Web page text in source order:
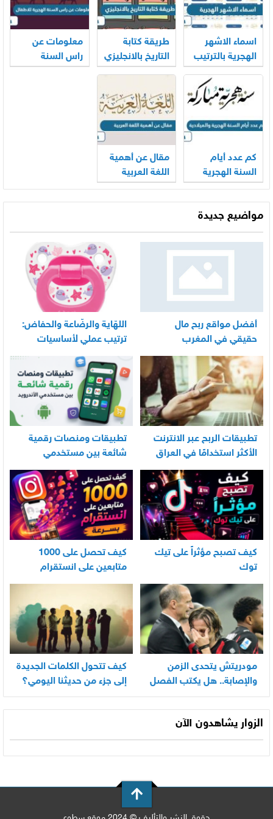
اسماء الاشهر
الهجرية بالترتيب
طريقة كتابة
التاريخ بالانجليزي
معلومات عن
راس السنة
كم عدد أيام
السنة الهجرية
والميلادية
مقال عن أهمية
اللغة العربية
مواضيع جديدة
أفضل مواقع ربح مال
حقيقي في المغرب
اللهّاية والرضّاعة والحفاض:
ترتيب عملي لأساسيات
العناية اليومية بالرضيع
تطبيقات الربح عبر الانترنت
الأكثر استخدامًا في العراق
تطبيقات ومنصات رقمية
شائعة بين مستخدمي
الأندرويد
كيف تصبح مؤثراً على تيك
توك
كيف تحصل على 1000
متابعين على انستقرام
بسرعة
مودريتش يتحدى الزمن
والإصابة.. هل يكتب الفصل
الأخير في أسطورته
المونديالية؟
كيف تتحول الكلمات الجديدة
إلى جزء من حديثنا اليومي؟
الزوار يشاهدون الآن